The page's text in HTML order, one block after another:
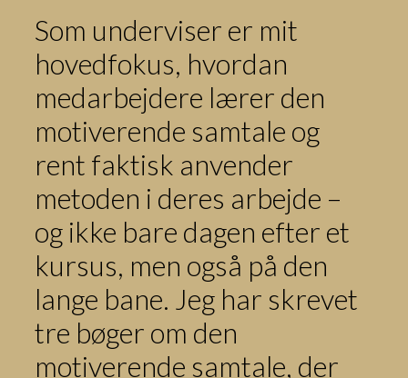
Som underviser er mit
hovedfokus, hvordan
medarbejdere lærer den
motiverende samtale og
rent faktisk anvender
metoden i deres arbejde –
og ikke bare dagen efter et
kursus, men også på den
lange bane. Jeg har skrevet
tre bøger om den
motiverende samtale, der